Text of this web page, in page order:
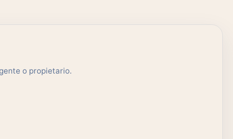
o propietario.